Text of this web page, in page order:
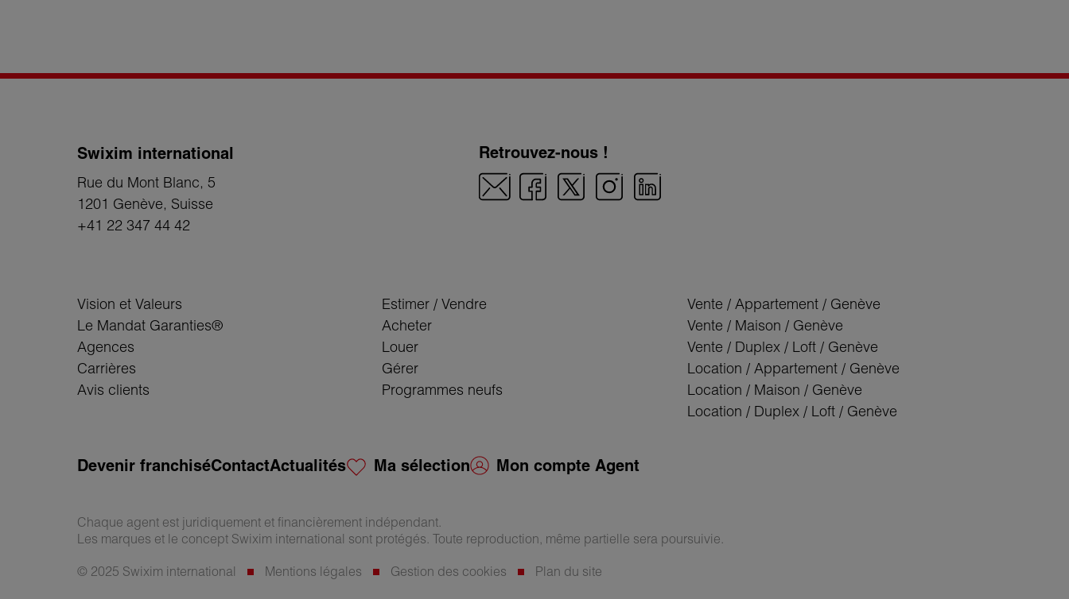
Swixim international
Rue du Mont Blanc, 5
1201 Genève, Suisse
+41 22 347 44 42
Retrouvez-nous !
Vision et Valeurs
Le Mandat Garanties®
Agences
Carrières
Avis clients
Estimer / Vendre
Acheter
Louer
Gérer
Programmes neufs
Vente / Appartement / Genève
Vente / Maison / Genève
Vente / Duplex / Loft / Genève
Location / Appartement / Genève
Location / Maison / Genève
Location / Duplex / Loft / Genève
Devenir franchiséContactActualités Ma sélection Mon compte Agent
Chaque agent est juridiquement et financièrement indépendant.
Les marques et le concept Swixim international sont protégés. Toute reproduction, même partielle sera poursuivie.
© 2025 Swixim international Mentions légales Gestion des cookies Plan du site